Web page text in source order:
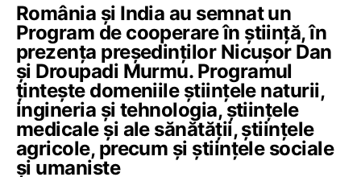
România și India au semnat un
Program de cooperare în știință, în
prezența președinților Nicușor Dan
și Droupadi Murmu. Programul
țintește domeniile științele naturii,
ingineria și tehnologia, științele
medicale și ale sănătății, științele
agricole, precum și științele sociale
și umaniste